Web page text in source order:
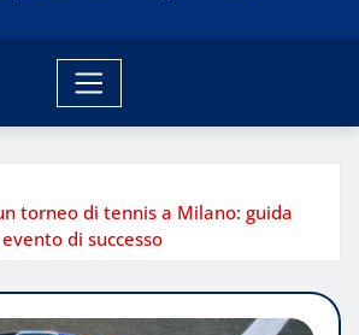
torneo di tennis a Milano: guida
di successo